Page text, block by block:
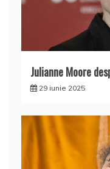
Julianne Moore
29 iunie 2025